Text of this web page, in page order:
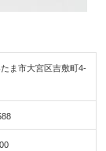
ま市大宮区吉敷町4-